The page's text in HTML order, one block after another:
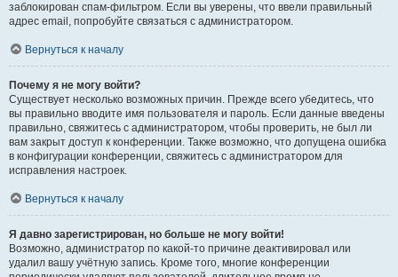
заблокирован спам-фильтром. Если вы уверены, что ввели правильный
адрес email, попробуйте связаться с администратором.
Вернуться к началу
Почему я не могу войти?
Существует несколько возможных причин. Прежде всего убедитесь, что
вы правильно вводите имя пользователя и пароль. Если данные введены
правильно, свяжитесь с администратором, чтобы проверить, не был ли
вам закрыт доступ к конференции. Также возможно, что допущена ошибка
в конфигурации конференции, свяжитесь с администратором для
исправления настроек.
Вернуться к началу
Я давно зарегистрирован, но больше не могу войти!
Возможно, администратор по какой-то причине деактивировал или
удалил вашу учётную запись. Кроме того, многие конференции